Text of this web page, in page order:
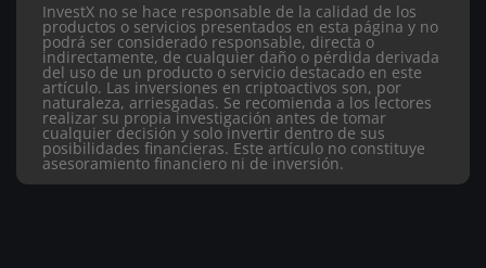
InvestX no se hace responsable de la calidad de los
productos o servicios presentados en esta página y no
podrá ser considerado responsable, directa o
indirectamente, de cualquier daño o pérdida derivada
del uso de un producto o servicio destacado en este
artículo. Las inversiones en criptoactivos son, por
naturaleza, arriesgadas. Se recomienda a los lectores
realizar su propia investigación antes de tomar
cualquier decisión y solo invertir dentro de sus
posibilidades financieras. Este artículo no constituye
asesoramiento financiero ni de inversión.